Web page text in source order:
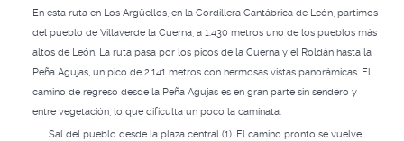
En esta ruta en Los Argüellos, en la Cordillera Cantábrica de León, partimos
del pueblo de Villaverde la Cuerna, a 1.430 metros uno de los pueblos más
altos de León. La ruta pasa por los picos de la Cuerna y el Roldán hasta la
Peña Agujas, un pico de 2.141 metros con hermosas vistas panorámicas. El
camino de regreso desde la Peña Agujas es en gran parte sin sendero y
entre vegetación, lo que dificulta un poco la caminata.
Sal del pueblo desde la plaza central (1). El camino pronto se vuelve